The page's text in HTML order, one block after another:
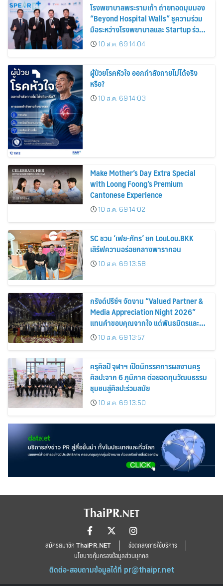
โรงพยาบาลพระรามเก้า ถ่ายทอดมุมมอง
“Beyond Hospital Walls” ชูความร่วม
มือระหว่างโรงพยาบาลและ Startup ร่วม
สร้างอนาคต Smart Healthcare
10 ส.ค. 69 14:04
ผู้ป่วยโรคหัวใจ ออกกำลังกายไม่ได้จริง
หรือ?
10 ส.ค. 69 14:03
Make Mother’s Day Extra Special
with Loong Foong’s Premium
Cantonese Experience
10 ส.ค. 69 14:02
SC ชวน ‘เฟย-ภัทร’ ยก LouLou.BKK
เสิร์ฟความอร่อยกลางพารากอน
10 ส.ค. 69 13:58
กรังด์ปรีซ์ฯ จัดงาน “Valued Partner &
Media Appreciation Night 2026”
แทนคำขอบคุณจากใจ แด่พันธมิตรและ
สื่อมวลชน ผู้ร่วมขับเคลื่อนความสำเร็จ
ตลอด 47 ปี งานมอเตอร์โชว์ฯ
10 ส.ค. 69 13:57
ครุศิลป์ จุฬาฯ เปิดนิทรรศการผลงานครู
ศิลปะจาก 6 ภูมิภาค ต่อยอดทุนวัฒนธรรม
ชุมชนสู่ศิลปะร่วมสมัย
10 ส.ค. 69 13:50
สมัครสมาชิก ThaiPR.NET
ข้อตกลงการใช้บริการ
นโยบายคุ้มครองข้อมูลส่วนบุคคล
ติดต่อ-สอบถามข้อมูลได้ที่ pr@thaipr.net